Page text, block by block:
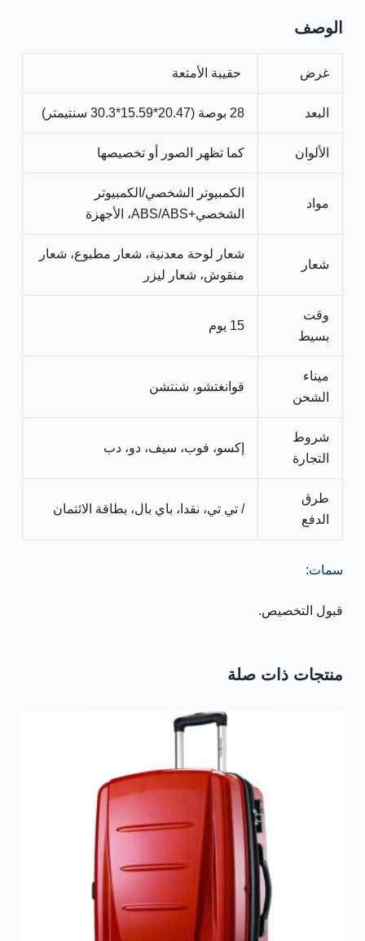
الوصف
غرض حقيبة الأمتعة
البعد 28 بوصة (20.47*15.59*30.3 سنتيمتر)
الألوان كما تظهر الصور أو تخصيصها
مواد
الكمبيوتر الشخصي/الكمبيوتر
الشخصي+ABS/ABS، الأجهزة
شعار
شعار لوحة معدنية، شعار مطبوع، شعار
منقوش، شعار ليزر
وقت
بسيط
15 يوم
ميناء
الشحن
قوانغتشو، شنتشن
شروط
التجارة
إكسو، فوب، سيف، دو، دب
طرق
الدفع
/ تي تي، نقدا، باي بال، بطاقة الائتمان
سمات:
قبول التخصيص.
منتجات ذات صلة